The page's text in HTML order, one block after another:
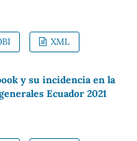
XML
y su incidencia en la
Ecuador 2021